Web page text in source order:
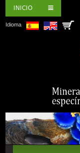
INICIO
Idioma